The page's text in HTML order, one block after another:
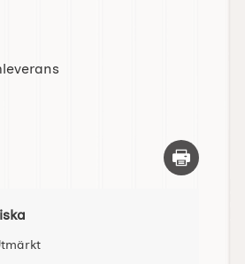
Skriv ut